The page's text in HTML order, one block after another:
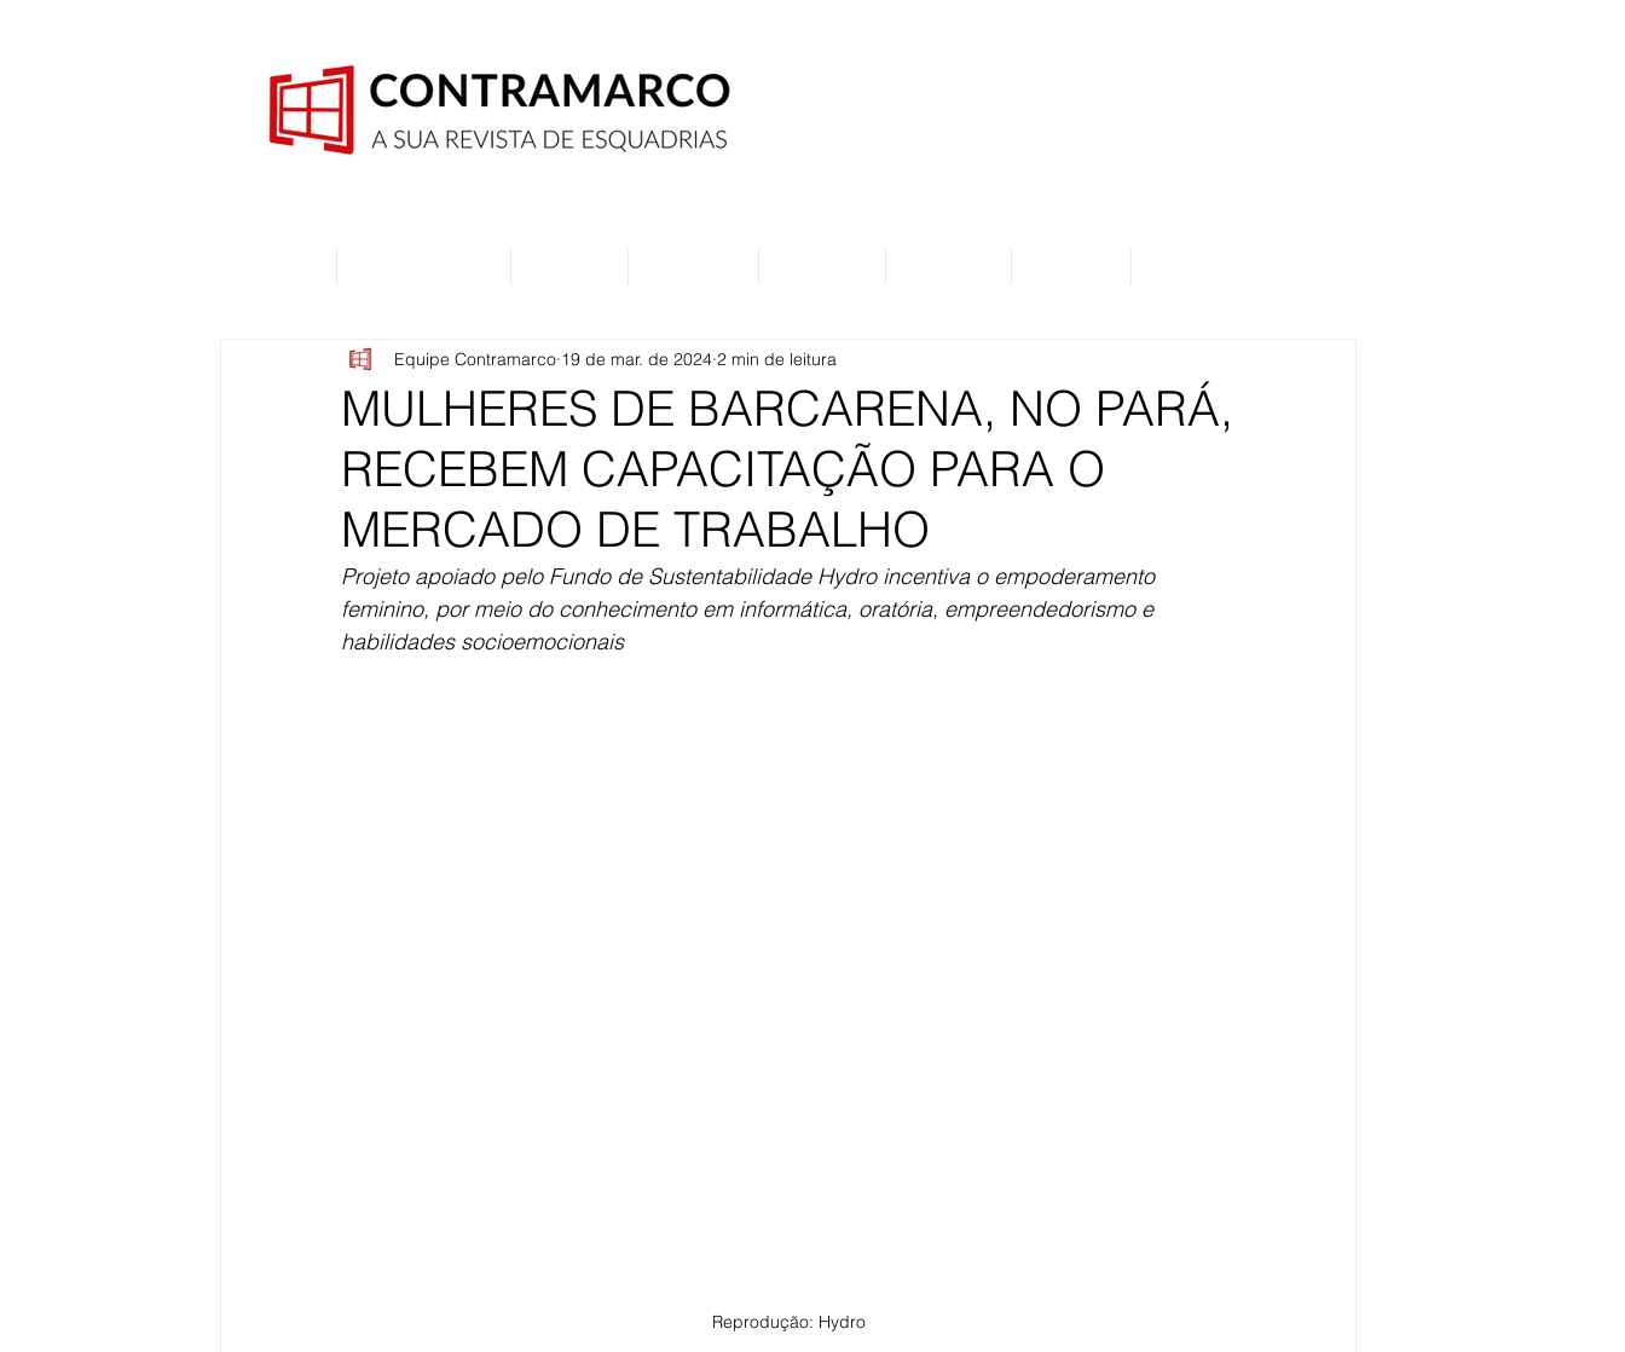
MULHERES DE BARCARENA, NO PARÁ,
RECEBEM CAPACITAÇÃO PARA O
MERCADO DE TRABALHO
Equipe Contramarco 19 de mar. de 2024 2 min de leitura
Projeto apoiado pelo Fundo de Sustentabilidade Hydro incentiva o empoderamento
feminino, por meio do conhecimento em informática, oratória, empreendedorismo e
habilidades socioemocionais
Reprodução: Hydro